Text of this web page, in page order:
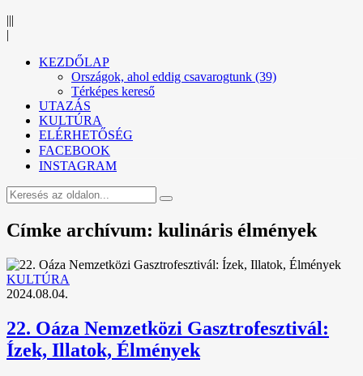
|||
|
KEZDŐLAP
Országok, ahol eddig csavarogtunk (39)
Térképes kereső
UTAZÁS
KULTÚRA
ELÉRHETŐSÉG
FACEBOOK
INSTAGRAM
Címke archívum: kulináris élmények
KULTÚRA
2024.08.04.
22. Oáza Nemzetközi Gasztrofesztivál:
Ízek, Illatok, Élmények